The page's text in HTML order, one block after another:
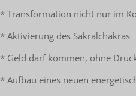
* Transformation nicht nur im
* Aktivierung des Sakralchakras
* Geld darf kommen, ohne
* Aufbau eines neuen